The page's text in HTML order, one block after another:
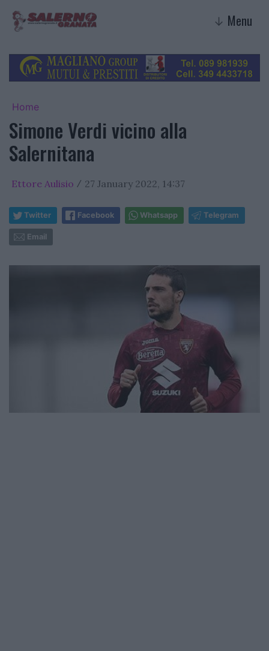
↓ Menu
Home
Simone Verdi vicino alla
Salernitana
Ettore Aulisio / 27 January 2022, 14:37
Twitter Facebook Whatsapp Telegram
Email